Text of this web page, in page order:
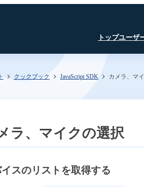
トップユーザ
に 認証・認可
SDK Unity SDK
JavaScript SDK JavaScript SDK
Recording API
SDK iOS
認証・認可
クックブック JavaScript SDK カメラ、マ
ラ、マイクの選択
スのリストを取得する